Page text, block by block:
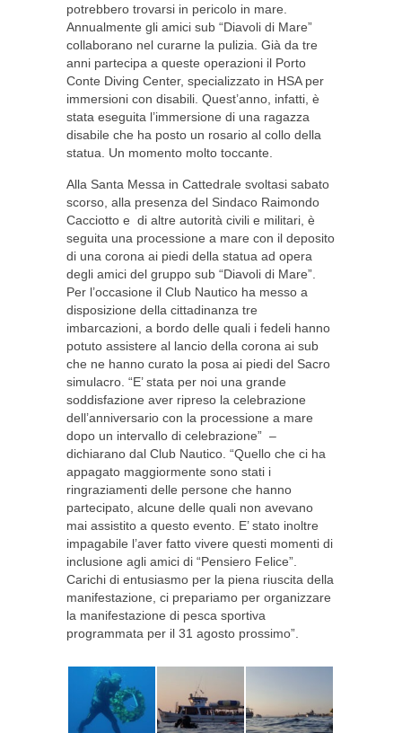
potrebbero trovarsi in pericolo in mare.
Annualmente gli amici sub “Diavoli di Mare”
collaborano nel curarne la pulizia. Già da tre
anni partecipa a queste operazioni il Porto
Conte Diving Center, specializzato in HSA per
immersioni con disabili. Quest’anno, infatti, è
stata eseguita l’immersione di una ragazza
disabile che ha posto un rosario al collo della
statua. Un momento molto toccante.
Alla Santa Messa in Cattedrale svoltasi sabato
scorso, alla presenza del Sindaco Raimondo
Cacciotto e di altre autorità civili e militari, è
seguita una processione a mare con il deposito
di una corona ai piedi della statua ad opera
degli amici del gruppo sub “Diavoli di Mare”.
Per l’occasione il Club Nautico ha messo a
disposizione della cittadinanza tre
imbarcazioni, a bordo delle quali i fedeli hanno
potuto assistere al lancio della corona ai sub
che ne hanno curato la posa ai piedi del Sacro
simulacro. “E’ stata per noi una grande
soddisfazione aver ripreso la celebrazione
dell’anniversario con la processione a mare
dopo un intervallo di celebrazione” –
dichiarano dal Club Nautico. “Quello che ci ha
appagato maggiormente sono stati i
ringraziamenti delle persone che hanno
partecipato, alcune delle quali non avevano
mai assistito a questo evento. E’ stato inoltre
impagabile l’aver fatto vivere questi momenti di
inclusione agli amici di “Pensiero Felice”.
Carichi di entusiasmo per la piena riuscita della
manifestazione, ci prepariamo per organizzare
la manifestazione di pesca sportiva
programmata per il 31 agosto prossimo”.